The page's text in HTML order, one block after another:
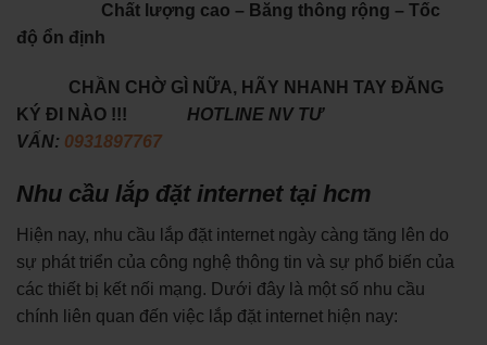
Chất lượng cao – Băng thông rộng – Tốc
độ ổn định
CHẦN CHỜ GÌ NỮA, HÃY NHANH TAY ĐĂNG
KÝ ĐI NÀO !!!
HOTLINE NV TƯ
VẤN: 0931897767
Nhu cầu lắp đặt internet tại hcm
Hiện nay, nhu cầu lắp đặt internet ngày càng tăng lên do
sự phát triển của công nghệ thông tin và sự phổ biến của
các thiết bị kết nối mạng. Dưới đây là một số nhu cầu
chính liên quan đến việc lắp đặt internet hiện nay: